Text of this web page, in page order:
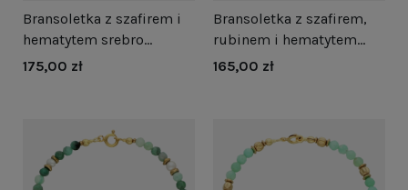
Bransoletka z szafirem i
hematytem srebro
pozłacane
175,00 zł
Bransoletka z szafirem,
rubinem i hematytem
srebro
165,00 zł